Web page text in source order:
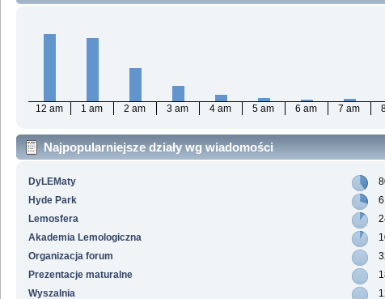
12 am 1 am 2 am 3 am 4 am 5 am 6 am 7 am
Najpopularniejsze działy wg wiadomości
DyLEMaty
Hyde Park
Lemosfera
Akademia Lemologiczna
Organizacja forum
Prezentacje maturalne
Wyszalnia